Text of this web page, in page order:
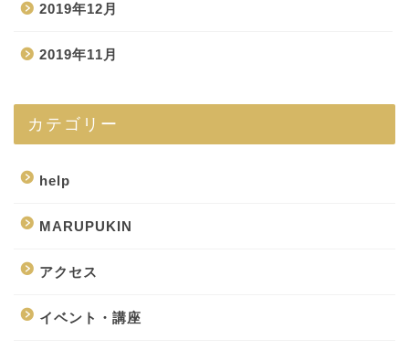
2019年12月
2019年11月
カテゴリー
help
MARUPUKIN
アクセス
イベント・講座